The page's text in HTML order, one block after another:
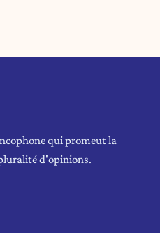
qui promeut la
d'opinions.